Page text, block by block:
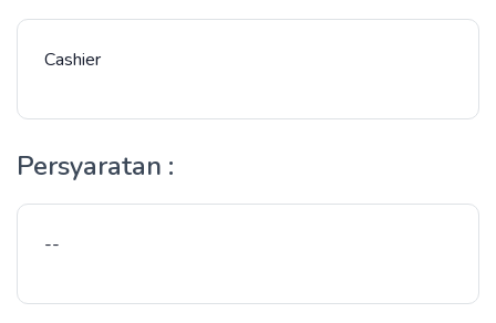
Cashier
Persyaratan :
--